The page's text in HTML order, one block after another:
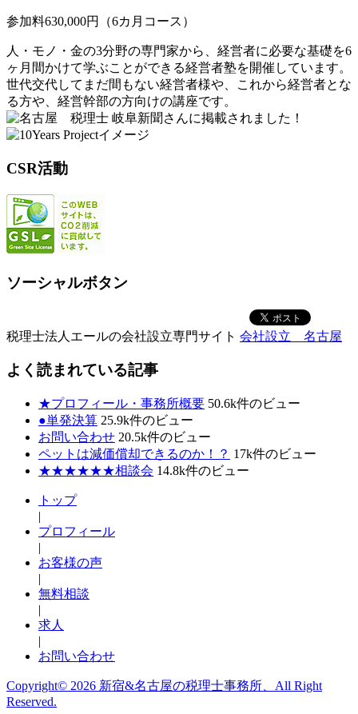
参加料630,000円（6カ月コース）
人・モノ・金の3分野の専門家から、経営者に必要な基礎を6
ヶ月間かけて学ぶことができる経営者塾を開催しています。
世代交代してまだ間もない経営者様や、これから経営者とな
る方や、経営幹部の方向けの講座です。
岐阜新聞さんに掲載されました！
CSR活動
ソーシャルボタン
税理士法人エールの会社設立専門サイト 会社設立 名古屋
よく読まれている記事
★プロフィール・事務所概要 50.6k件のビュー
●単発決算 25.9k件のビュー
お問い合わせ 20.5k件のビュー
ペットは減価償却できるのか！？ 17k件のビュー
★★★★★★相談会 14.8k件のビュー
トップ
|
プロフィール
|
お客様の声
|
無料相談
|
求人
|
お問い合わせ
Copyright© 2026 新宿&名古屋の税理士事務所、All Right
Reserved.